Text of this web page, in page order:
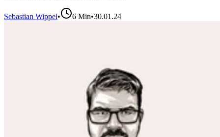
Sebastian Wippel• 6 Min•30.01.24